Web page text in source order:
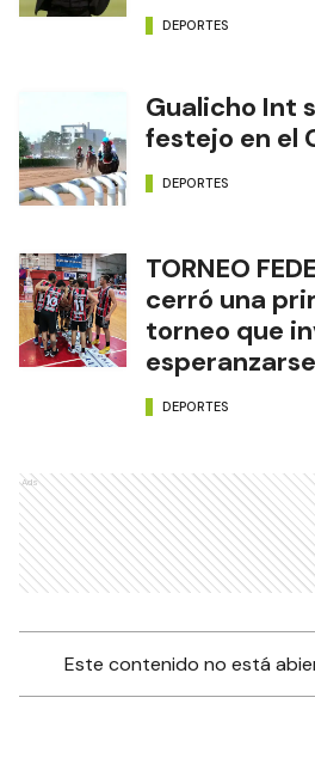
DEPORTES
Gualicho Int
festejo en el
DEPORTES
TORNEO
cerró una
torneo que
esperanzarse
DEPORTES
Ads
Este contenido no está